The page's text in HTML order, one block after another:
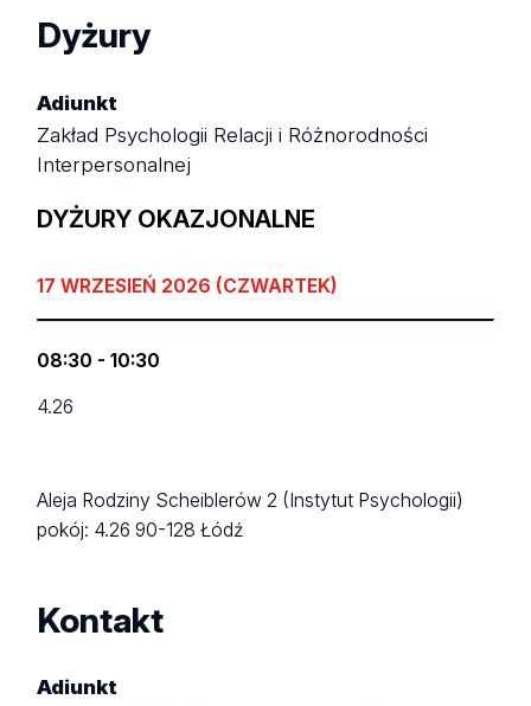
Dyżury
Adiunkt
Zakład Psychologii Relacji i Różnorodności
Interpersonalnej
DYŻURY OKAZJONALNE
17 WRZESIEŃ 2026 (CZWARTEK)
08:30 - 10:30
4.26
Aleja Rodziny Scheiblerów 2 (Instytut Psychologii)
pokój: 4.2690-128 Łódź
Kontakt
Adiunkt